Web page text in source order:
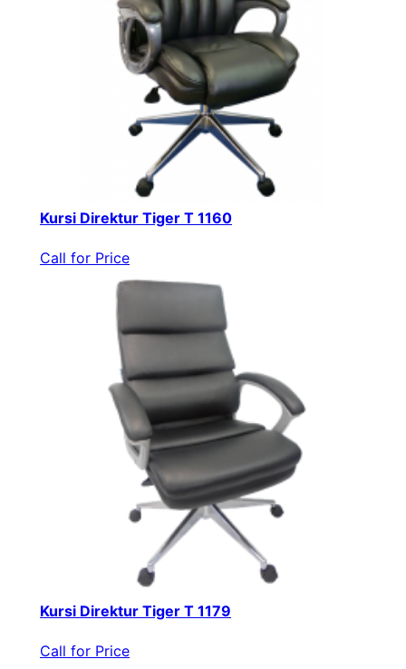
Kursi Direktur Tiger T 1160
Call for Price
Kursi Direktur Tiger T 1179
Call for Price